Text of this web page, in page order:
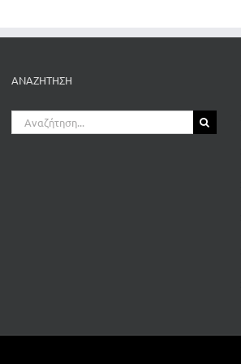
ΑΝΑΖΗΤΗΣΗ
Αναζήτηση
για: